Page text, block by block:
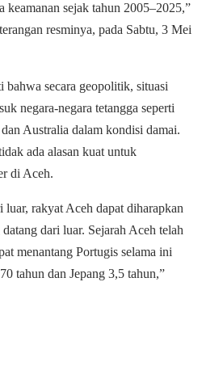
keamanan sejak tahun 2005–2025,”
resminya, pada Sabtu, 3 Mei
secara geopolitik, situasi
negara-negara tetangga seperti
Australia dalam kondisi damai.
ada alasan kuat untuk
di Aceh.
luar, rakyat Aceh dapat diharapkan
dari luar. Sejarah Aceh telah
menantang Portugis selama ini
tahun dan Jepang 3,5 tahun,”